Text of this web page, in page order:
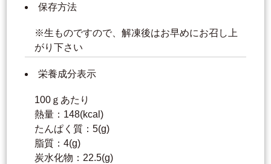
保存方法
※生ものですので、解凍後はお早めにお召し上
がり下さい
栄養成分表示
100ｇあたり
熱量：148(kcal)
たんぱく質：5(g)
脂質：4(g)
炭水化物：22.5(g)